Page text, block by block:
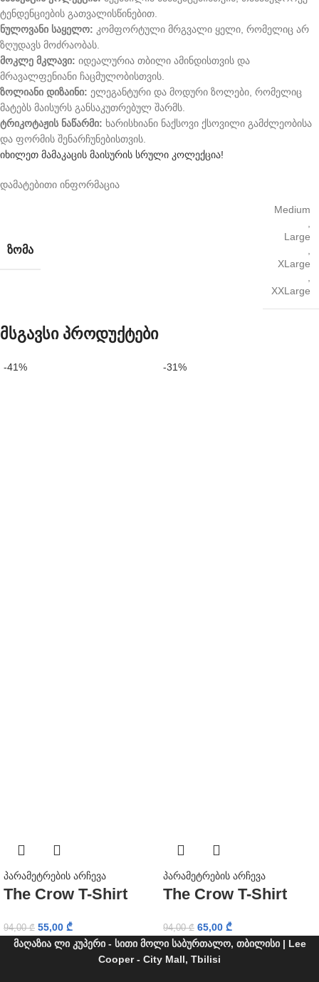
ტენდენციების გათვალისწინებით.
ნულოვანი საყელო: კომფორტული მრგვალი ყელი, რომელიც არ
ზღუდავს მოძრაობას.
მოკლე მკლავი: იდეალურია თბილი ამინდისთვის და
მრავალფენიანი ჩაცმულობისთვის.
ზოლიანი დიზაინი: ელეგანტური და მოდური ზოლები, რომელიც
მატებს მაისურს განსაკუთრებულ შარმს.
ტრიკოტაჟის ნაწარმი: ხარისხიანი ნაქსოვი ქსოვილი გამძლეობისა
და ფორმის შენარჩუნებისთვის.
იხილეთ მამაკაცის მაისურის სრული კოლექცია!
დამატებითი ინფორმაცია
ᲖᲝᲛᲐ
Medium
Large
XLarge
XXLarge
მსგავსი პროდუქტები
-41%
პარამეტრების არჩევა
The Crow T-Shirt
94,00₾ 55,00 ₾
-31%
პარამეტრების არჩევა
The Crow T-Shirt
94,00₾ 65,00 ₾
მაღაზია ლი კუპერი - სითი მოლი საბურთალო, თბილისი | Lee
Cooper - City Mall, Tbilisi